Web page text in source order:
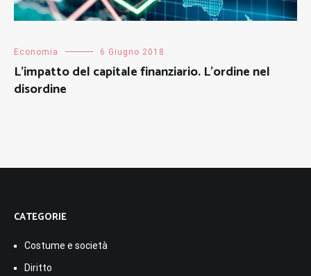
Economia 6 Giugno 2018
L’impatto del capitale finanziario. L’ordine nel
disordine
CATEGORIE
Costume e società
Diritto